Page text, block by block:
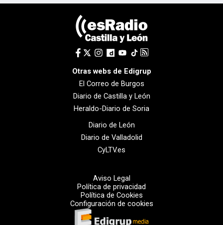
Otras webs de Edigrup
El Correo de Burgos
Diario de Castilla y León
Heraldo-Diario de Soria
Diario de León
Diario de Valladolid
CyLTV.es
Aviso Legal
Política de privacidad
Política de Cookies
Configuración de cookies